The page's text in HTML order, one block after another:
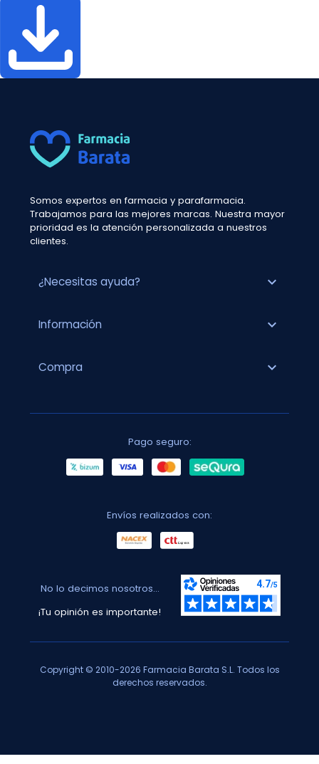
Somos expertos en farmacia y parafarmacia.
Trabajamos para las mejores marcas. Nuestra mayor
prioridad es la atención personalizada a nuestros
clientes.
¿Necesitas ayuda? expand_more
Información expand_more
Compra expand_more
Pago seguro:
Envíos realizados con:
No lo decimos nosotros...
¡Tu opinión es importante!
Copyright © 2010-2026 Farmacia Barata S.L. Todos los
derechos reservados.